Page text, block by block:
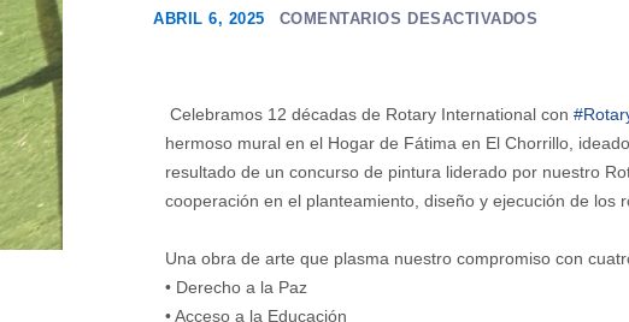
ABRIL 6, 2025 COMENTARIOS DESACTIVADOS
Celebramos 12 décadas de Rotary International con
hermoso mural en el Hogar de Fátima en El Chorrillo,
resultado de un concurso de pintura liderado por nuestro
cooperación en el planteamiento, diseño y ejecución de los
Una obra de arte que plasma nuestro compromiso con
• Derecho a la Paz
• Acceso a la Educación